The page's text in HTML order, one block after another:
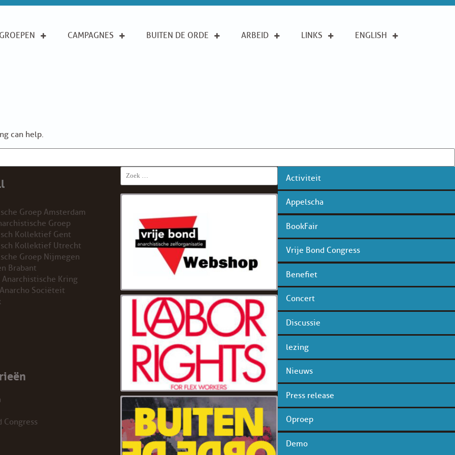
GROEPEN CAMPAGNES BUITEN DE ORDE ARBEID LINKS ENGLISH
can help.
Activiteit
Appelscha
BookFair
Vrije Bond Congress
Benefiet
Concert
Discussie
lezing
Nieuws
Press release
Oproep
Demo
Search
for:
Groep Amsterdam
Groep
Kollektief Gent
Kollektief Utrecht
Groep Nijmegen
Brabant
Anarchistische Kring
Sociëteit
Congress